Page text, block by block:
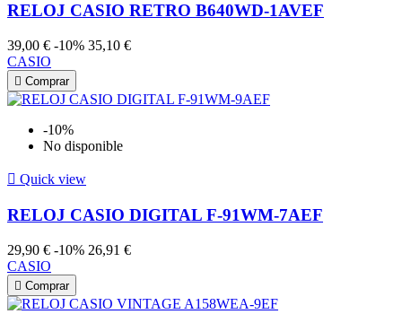
RELOJ CASIO RETRO B640WD-1AVEF
39,00 € -10% 35,10 €
CASIO
 Comprar
-10%
No disponible
 Quick view
RELOJ CASIO DIGITAL F-91WM-7AEF
29,90 € -10% 26,91 €
CASIO
 Comprar